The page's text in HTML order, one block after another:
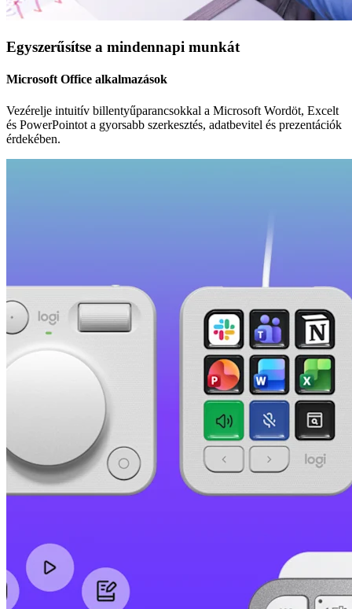
Egyszerűsítse a mindennapi munkát
Microsoft Office alkalmazások
Vezérelje intuitív billentyűparancsokkal a Microsoft Wordöt, Excelt
és PowerPointot a gyorsabb szerkesztés, adatbevitel és prezentációk
érdekében.